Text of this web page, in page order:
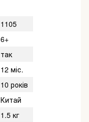
1105
6+
так
12 міс.
10 років
Китай
1.5 кг